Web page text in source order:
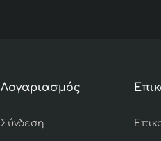
Λογαριασμός
Σύνδεση